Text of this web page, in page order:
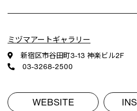
ミヅマアートギャラリー
新宿区市谷田町3-13 神楽ビル2F
03-3268-2500
WEBSITE